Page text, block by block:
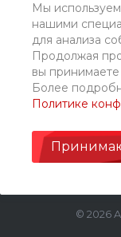
Мы
нашими
для анализа
Продолжая
вы принимаете
Более
Политике
О компании
Каталог
Услуги
© 2026